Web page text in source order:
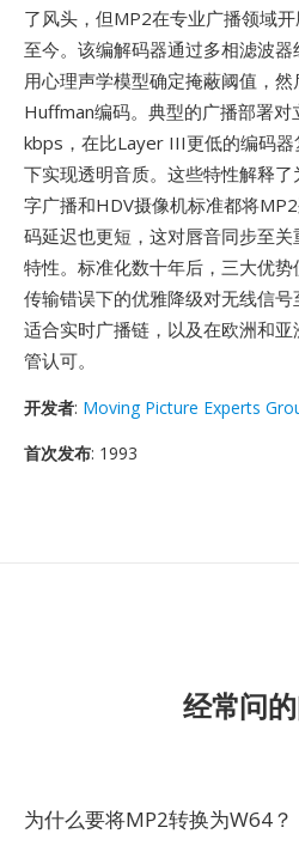
了风头，但MP2在专业广播领域
至今。该编解码器通过多相滤波
用心理声学模型确定掩蔽阈值，
Huffman编码。典型的广播部署
kbps，在比Layer III更低的编码
下实现透明音质。这些特性解释了
字广播和HDV摄像机标准都将
码延迟也更短，这对唇音同步至
特性。标准化数十年后，三大优
传输错误下的优雅降级对无线信
适合实时广播链，以及在欧洲和
管认可。
开发者: Moving Picture Experts
首次发布: 1993
经常问
为什么要将MP2转换为W64？